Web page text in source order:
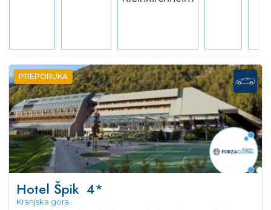
PREPORUKA
Hotel Špik 4*
Kranjska gora